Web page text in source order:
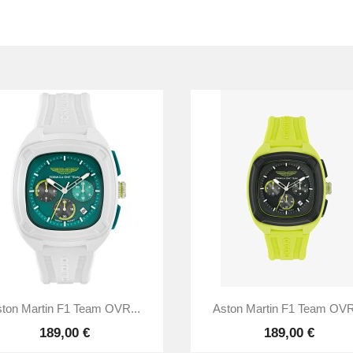
Vista rápida
Martin F1 Team OVR...
189,00 €
Vista rápida
Aston Martin F1 Team
189,00 €